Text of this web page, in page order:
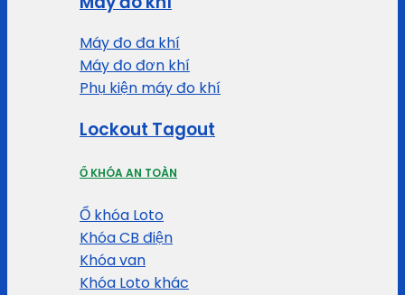
Máy đo đa khí
Máy đo đơn khí
Phụ kiện máy đo khí
Lockout Tagout
Ổ KHÓA AN TOÀN
Ổ khóa Loto
Khóa CB điện
Khóa van
Khóa Loto khác